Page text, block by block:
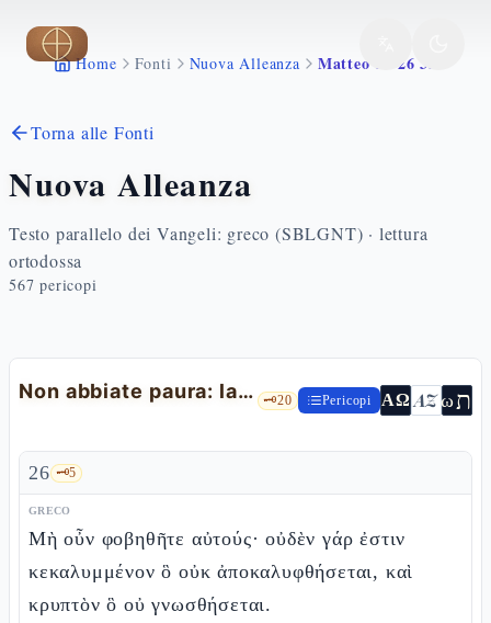
Vai al contenuto principale
Home Fonti Nuova Alleanza Matteo 10 26 33
Torna alle Fonti
Nuova Alleanza
Testo parallelo dei Vangeli: greco (SBLGNT) · lettura
ortodossa
567 pericopi
Non abbiate paura: la confessione di fede 🗝️20 Pericopi ΑΩ AZωת
26 🗝️5
GRECO
Μὴ οὖν φοβηθῆτε αὐτούς· οὐδὲν γάρ ἐστιν
κεκαλυμμένον ὃ οὐκ ἀποκαλυφθήσεται, καὶ
κρυπτὸν ὃ οὐ γνωσθήσεται.